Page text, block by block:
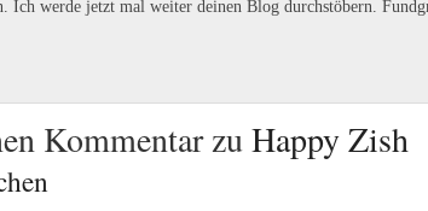
Ich werde jetzt mal weiter deinen Blog durchstöbern.
Kommentar zuHappy Zish